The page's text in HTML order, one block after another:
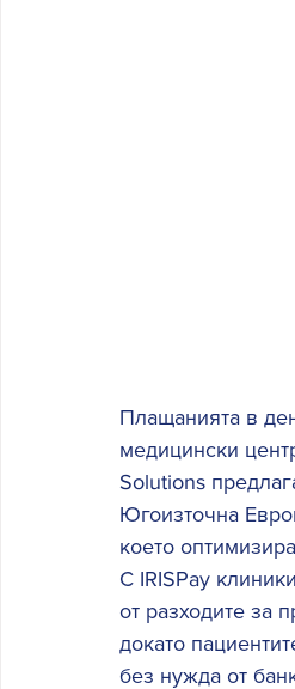
Плащанията в
медицински
Solutions
Югоизточна
което
С IRISPay
от разходите за
докато
без нужда от